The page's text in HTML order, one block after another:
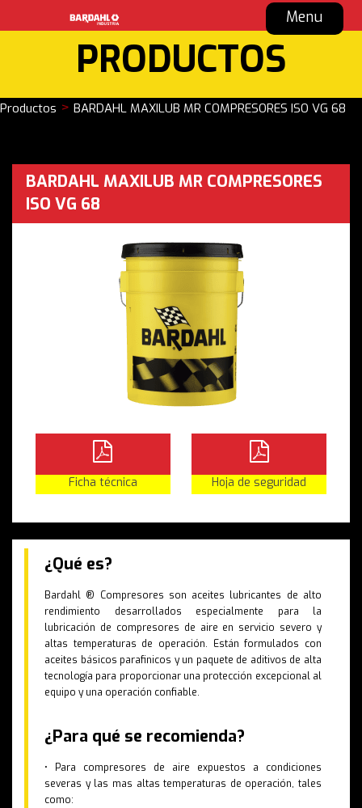
Menu
PRODUCTOS
Productos > BARDAHL MAXILUB MR COMPRESORES ISO VG 68
BARDAHL MAXILUB MR COMPRESORES
ISO VG 68
Ficha técnica Hoja de seguridad
¿Qué es?
Bardahl ® Compresores son aceites lubricantes de alto
rendimiento desarrollados especialmente para la
lubricación de compresores de aire en servicio severo y
altas temperaturas de operación. Están formulados con
aceites básicos parafinicos y un paquete de aditivos de alta
tecnología para proporcionar una protección excepcional al
equipo y una operación confiable.
¿Para qué se recomienda?
• Para compresores de aire expuestos a condiciones
severas y las mas altas temperaturas de operación, tales
como: